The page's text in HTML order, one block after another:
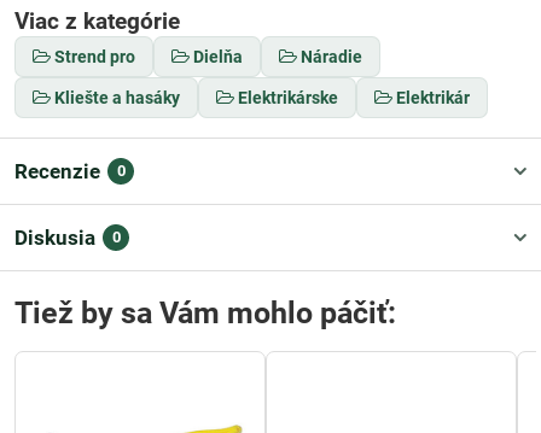
Viac z kategórie
Strend pro Dielňa Náradie
Kliešte a hasáky Elektrikárske Elektrikár
Recenzie 0
Diskusia 0
Tiež by sa Vám mohlo páčiť: